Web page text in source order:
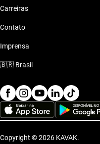
Carreiras
Contato
Imprensa
🇧🇷 Brasil
Copyright © 2026 KAVAK.